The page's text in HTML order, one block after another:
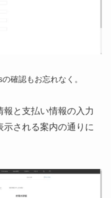
確認もお忘れなく。
と支払い情報の入力
される案内の通りに